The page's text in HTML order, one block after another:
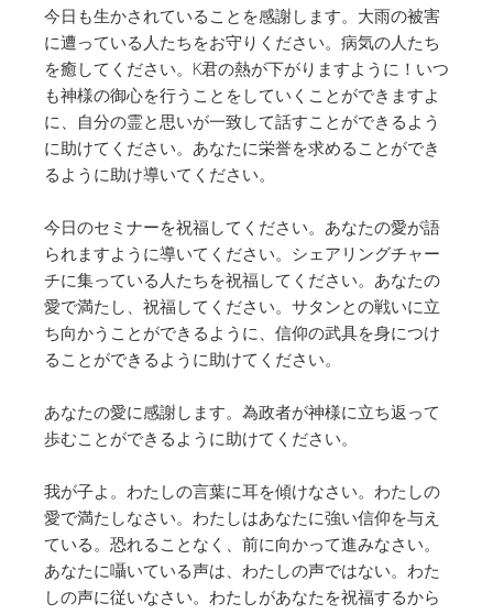
今日も生かされていることを感謝します。大雨の被害
に遭っている人たちをお守りください。病気の人たち
を癒してください。K君の熱が下がりますように！いつ
も神様の御心を行うことをしていくことができますよ
に、自分の霊と思いが一致して話すことができるよう
に助けてください。あなたに栄誉を求めることができ
るように助け導いてください。
今日のセミナーを祝福してください。あなたの愛が語
られますように導いてください。シェアリングチャー
チに集っている人たちを祝福してください。あなたの
愛で満たし、祝福してください。サタンとの戦いに立
ち向かうことができるように、信仰の武具を身につけ
ることができるように助けてください。
あなたの愛に感謝します。為政者が神様に立ち返って
歩むことができるように助けてください。
我が子よ。わたしの言葉に耳を傾けなさい。わたしの
愛で満たしなさい。わたしはあなたに強い信仰を与え
ている。恐れることなく、前に向かって進みなさい。
あなたに囁いている声は、わたしの声ではない。わた
しの声に従いなさい。わたしがあなたを祝福するから